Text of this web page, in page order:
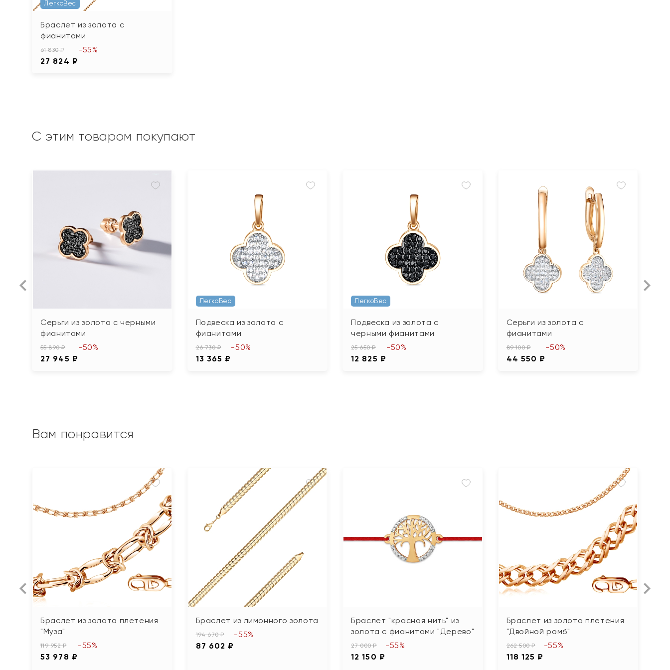
ЛегкоВес
Браслет из золота с
фианитами
61 830 ₽
27 824 ₽
-55%
С этим товаром покупают
Серьги из золота с черными
фианитами
55 890 ₽
27 945 ₽
-50%
ЛегкоВес
Подвеска из золота с
фианитами
26 730 ₽
13 365 ₽
-50%
ЛегкоВес
Подвеска из золота с
черными фианитами
25 650 ₽
12 825 ₽
-50%
Серьги из золота с
фианитами
89 100 ₽
44 550 ₽
-50%
Вам понравится
Браслет из золота плетения
"Муза"
119 952 ₽
53 978 ₽
-55%
Браслет из лимонного золота
194 670 ₽
87 602 ₽
-55%
Браслет "красная нить" из
золота с фианитами "Дерево"
27 000 ₽
12 150 ₽
-55%
Браслет из золота плетения
"Двойной ромб"
262 500 ₽
118 125 ₽
-55%